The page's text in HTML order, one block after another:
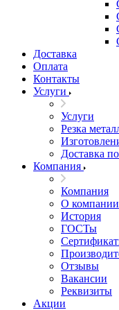
Доставка
Оплата
Контакты
Услуги
Услуги
Резка
Доставка
Компания
Компания
О компании
История
ГОСТы
Отзывы
Вакансии
Реквизиты
Акции